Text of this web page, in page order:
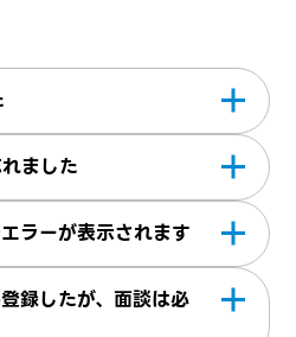
ある「ユーザーIDをお忘
内にメールにてご返信い
ました
ある「パスワードをお忘
ラーが表示されます
にある「お問い合せ」よ
たします
録したが、面談は必